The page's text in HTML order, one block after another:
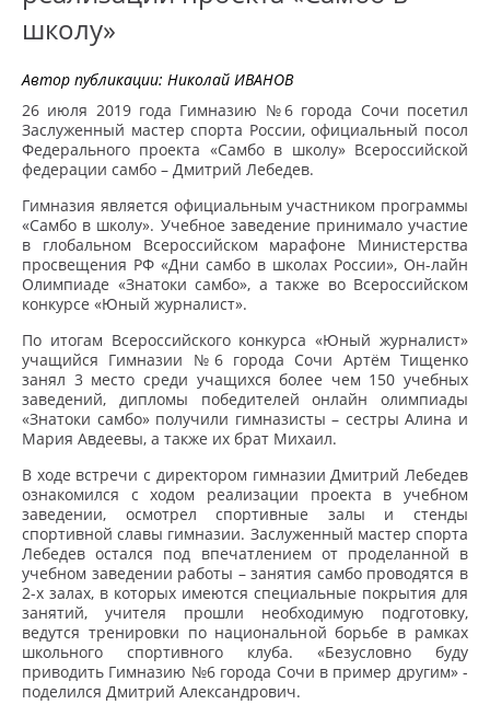
школу»
Автор публикации: Николай ИВАНОВ
26 июля 2019 года Гимназию №6 города Сочи посетил
Заслуженный мастер спорта России, официальный посол
Федерального проекта «Самбо в школу» Всероссийской
федерации самбо – Дмитрий Лебедев.
Гимназия является официальным участником программы
«Самбо в школу». Учебное заведение принимало участие
в глобальном Всероссийском марафоне Министерства
просвещения РФ «Дни самбо в школах России», Он-лайн
Олимпиаде «Знатоки самбо», а также во Всероссийском
конкурсе «Юный журналист».
По итогам Всероссийского конкурса «Юный журналист»
учащийся Гимназии №6 города Сочи Артём Тищенко
занял 3 место среди учащихся более чем 150 учебных
заведений, дипломы победителей онлайн олимпиады
«Знатоки самбо» получили гимназисты – сестры Алина и
Мария Авдеевы, а также их брат Михаил.
В ходе встречи с директором гимназии Дмитрий Лебедев
ознакомился с ходом реализации проекта в учебном
заведении, осмотрел спортивные залы и стенды
спортивной славы гимназии. Заслуженный мастер спорта
Лебедев остался под впечатлением от проделанной в
учебном заведении работы – занятия самбо проводятся в
2-х залах, в которых имеются специальные покрытия для
занятий, учителя прошли необходимую подготовку,
ведутся тренировки по национальной борьбе в рамках
школьного спортивного клуба. «Безусловно буду
приводить Гимназию №6 города Сочи в пример другим» -
поделился Дмитрий Александрович.